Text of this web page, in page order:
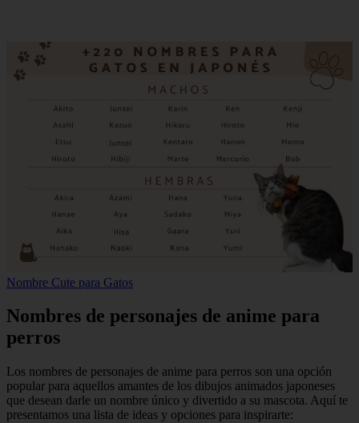
Nombre Cute para Gatos
Nombres de personajes de anime para
perros
Los nombres de personajes de anime para perros son una opción
popular para aquellos amantes de los dibujos animados japoneses
que desean darle un nombre único y divertido a su mascota. Aquí te
presentamos una lista de ideas y opciones para inspirarte: